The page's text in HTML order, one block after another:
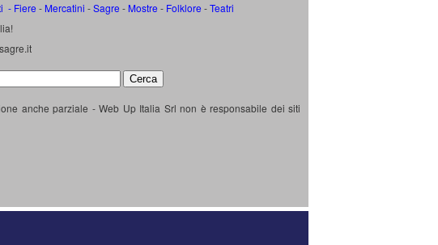
- Fiere - Mercatini -Sagre - Mostre - Folklore -Teatri
anche parziale - Web Up Italia Srl non è responsabile dei siti